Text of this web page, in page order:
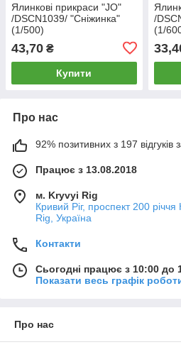
Ялинкові прикраси "JO"
/DSCN1039/ "Сніжинка"
(1/500)
43,70 ₴
Купити
/
(1/
Про нас
92% позитивних з 197 відгуків
Працює з 13.08.2018
м. Kryvyi Rig
Кривий Ріг, проспект 200
Rig, Україна
Контакти
Сьогодні працює з 10:00 до
Показати весь графік
Про нас